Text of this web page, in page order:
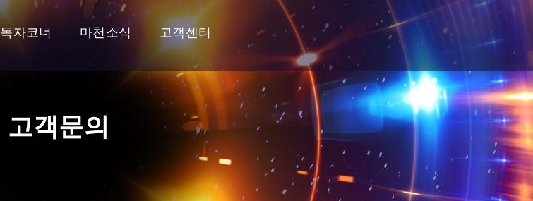
독자코너 마천소식 고객센터
고객문의